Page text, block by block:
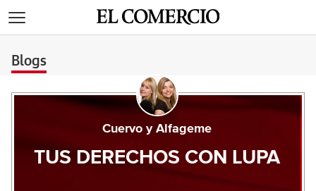
Blogs
Cuervo y Alfageme
TUS DERECHOS CON LUPA